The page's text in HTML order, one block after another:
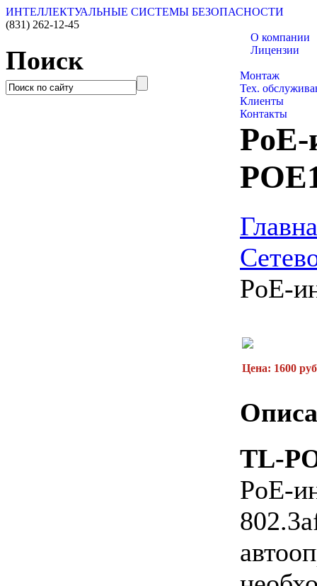
ИНТЕЛЛЕКТУАЛЬНЫЕ СИСТЕМЫ БЕЗОПАСНОСТИ
(831) 262-12-45
Поиск
О компании
Лицензии
Монтаж
Тех.
Клиенты
Контакты
PoE-
Цена: 1600 руб
TL-